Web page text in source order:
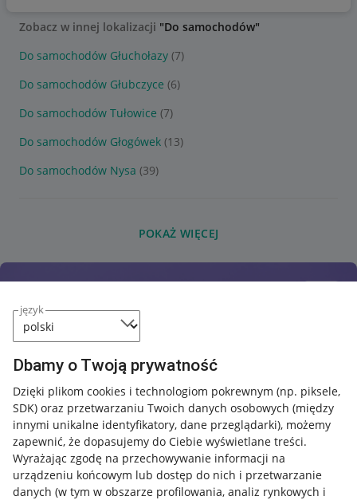
język
Dbamy o Twoją prywatność
Dzięki plikom cookies i technologiom pokrewnym (np. piksele,
SDK) oraz przetwarzaniu Twoich danych osobowych (między
innymi unikalne identyfikatory, dane przeglądarki), możemy
zapewnić, że dopasujemy do Ciebie wyświetlane treści.
Wyrażając zgodę na przechowywanie informacji na
urządzeniu końcowym lub dostęp do nich i przetwarzanie
danych (w tym w obszarze profilowania, analiz rynkowych i
Zobacz w innej lokalizacji "Do samochodów"
Do samochodów Głuchołazy (7)
Do samochodów Głubczyce (6)
Do samochodów Tułowice (7)
Do samochodów Głogówek (13)
Do samochodów Nysa (39)
POKAŻ WIĘCEJ